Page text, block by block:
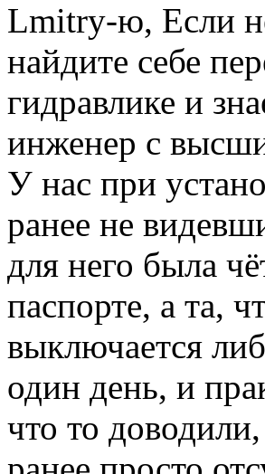
Lmitry-ю, Если
найдите себе
гидравлике и
инженер с
У нас при
ранее не
для него была
паспорте, а та,
выключается
один день, и
что то